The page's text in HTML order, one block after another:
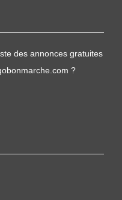
des annonces gratuites
?